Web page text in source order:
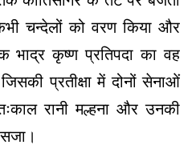
चन्देलों को वरण किया और
भाद्र कृष्ण प्रतिपदा का वह
जिसकी प्रतीक्षा में दोनों सेनाओं
रानी मल्हना और उनकी